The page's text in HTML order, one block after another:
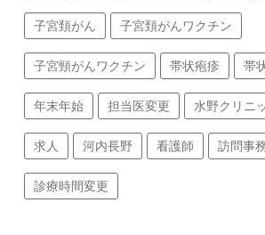
子宮頚がん 子宮頚がんワクチン
子宮頸がんワクチン 帯状疱疹 帯
年末年始 担当医変更 水野クリニ
求人 河内長野 看護師 訪問事
診療時間変更